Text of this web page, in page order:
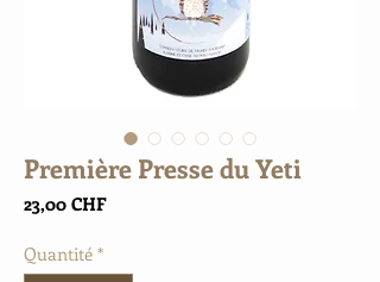
Première Presse du Yeti
23,00 CHFPrix
Quantité *